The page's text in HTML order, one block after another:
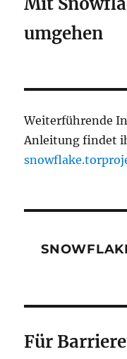
umgehen
Weiterführende
Anleitung findet
Für